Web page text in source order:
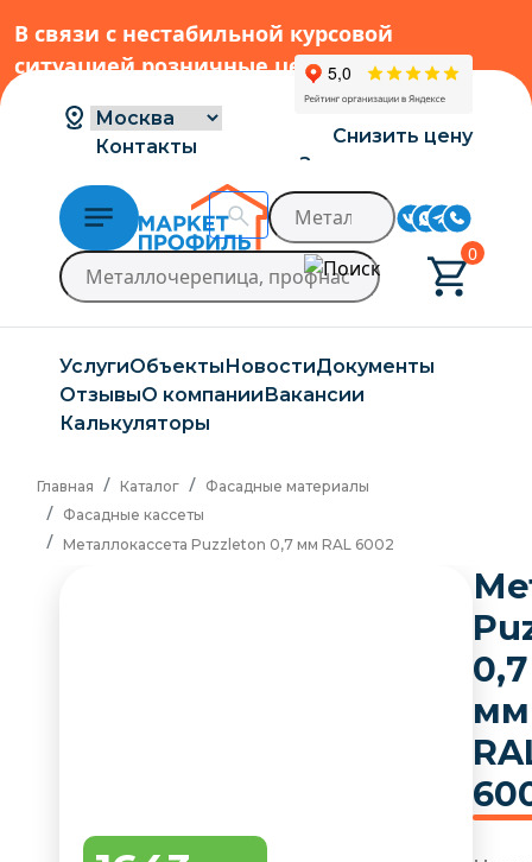
В связи с нестабильной курсовой
ситуацией розничные цены могут
меняться, просим Вас уточнять цены у
наших менеджеров.
Контакты
Снизить цену
Заказать расчет
Доставка и оплата
0
УслугиОбъектыНовостиДокументы
ОтзывыО компанииВакансии
Калькуляторы
Главная Каталог
Фасадные материалы
Фасадные кассеты
Металлокассета Puzzleton 0,7 мм RAL 6002
0,7
мм